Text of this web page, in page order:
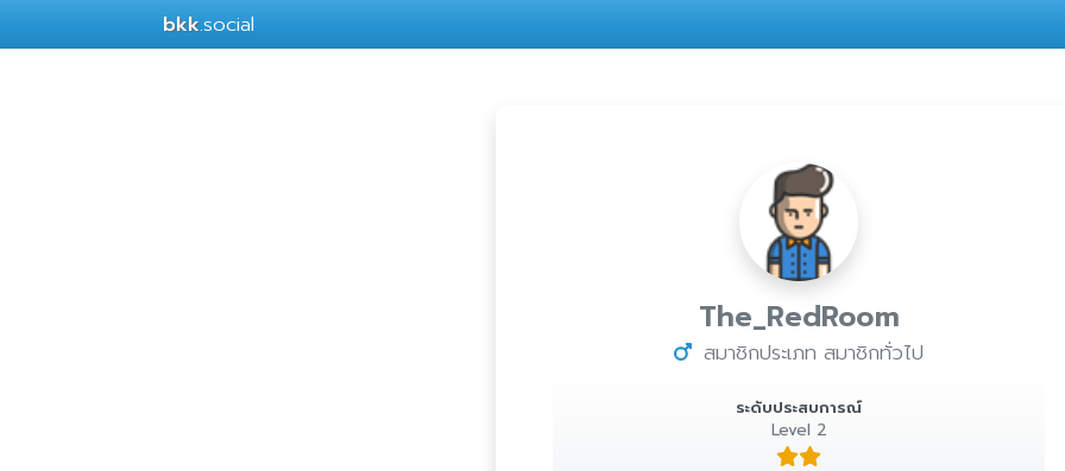
bkk.social
The_RedRoom
สมาชิกประเภท สมาชิกทั่วไป
ระดับประสบการณ์
Level 2